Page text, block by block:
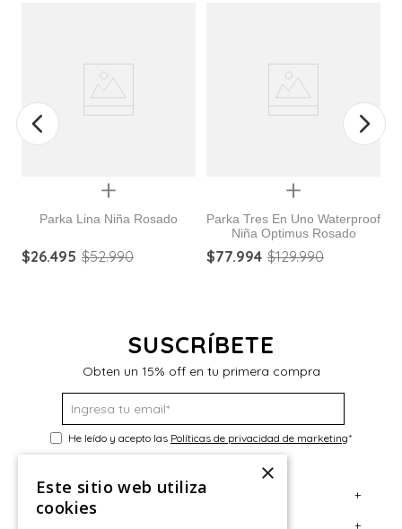
Quickview
Parka Lina Niña Rosado
$26.495 $52.990
Quickview
Parka Tres En Uno Waterproof
Niña Optimus Rosado
$77.994 $129.990
SUSCRÍBETE
Obten un 15% off en tu primera compra
He leído y acepto las Políticas de privacidad de marketing*
Servicio al Consumidor +
+
×
Este sitio web utiliza
cookies